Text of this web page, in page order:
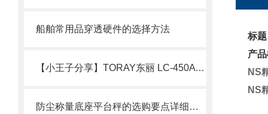
船舶常用品穿透硬件的选择方法
【小王子分享】TORAY东丽 LC-450A 氧气分析仪 的产品介绍
防尘称量底座平台秤的选购要点详细分析
标
产
NS
NS